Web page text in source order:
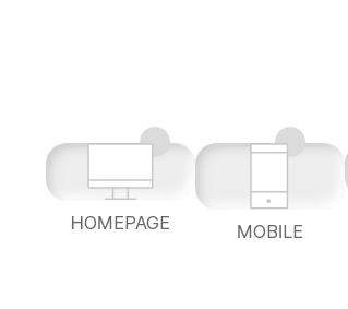
HOMEPAGE MOBILE